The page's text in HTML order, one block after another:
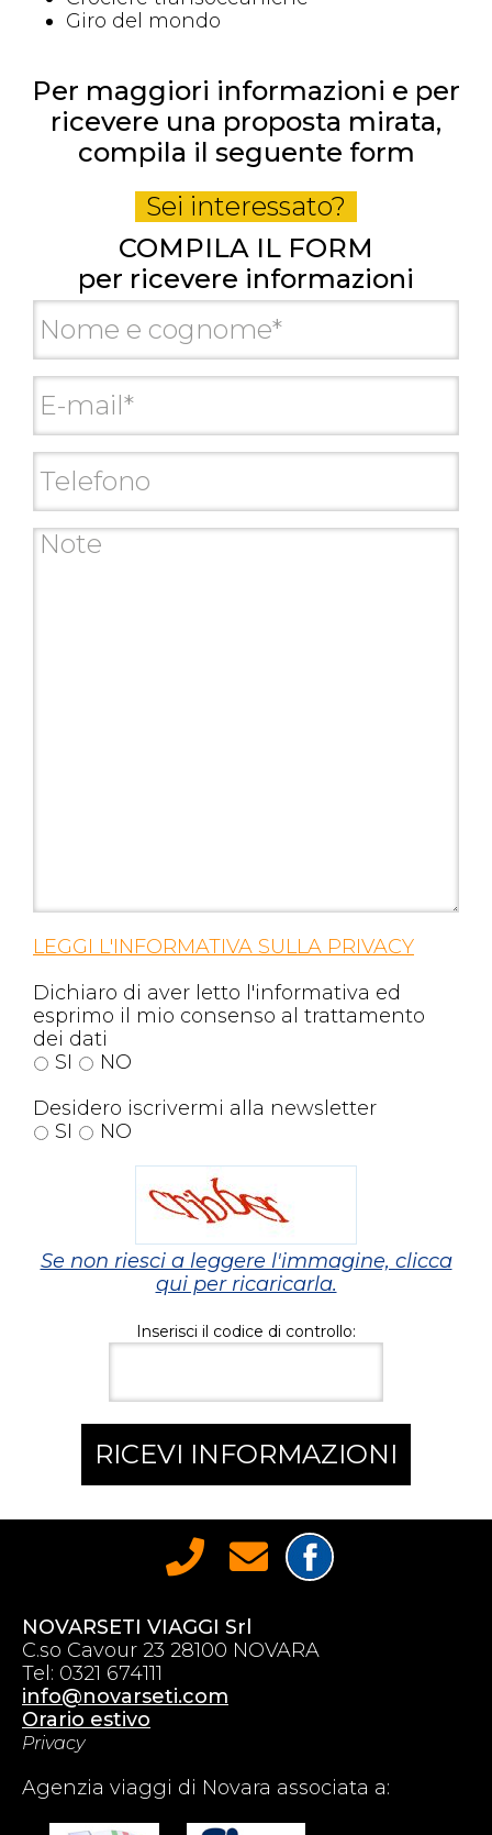
Giro del mondo
Per maggiori informazioni e per
ricevere una proposta mirata,
compila il seguente form
Sei interessato?
COMPILA IL FORM
per ricevere informazioni
LEGGI L'INFORMATIVA SULLA PRIVACY
Dichiaro di aver letto l'informativa ed
esprimo il mio consenso al trattamento
dei dati
SI
NO
Desidero iscrivermi alla newsletter
SI
NO
Se non riesci a leggere l'immagine, clicca
qui per ricaricarla.
Inserisci il codice di controllo:
RICEVI INFORMAZIONI
NOVARSETI VIAGGI Srl
C.so Cavour 23 28100 NOVARA
Tel: 0321 674111
info@novarseti.com
Orario estivo
Privacy
Agenzia viaggi di Novara associata a: